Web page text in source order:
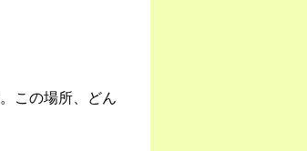
この場所、どん